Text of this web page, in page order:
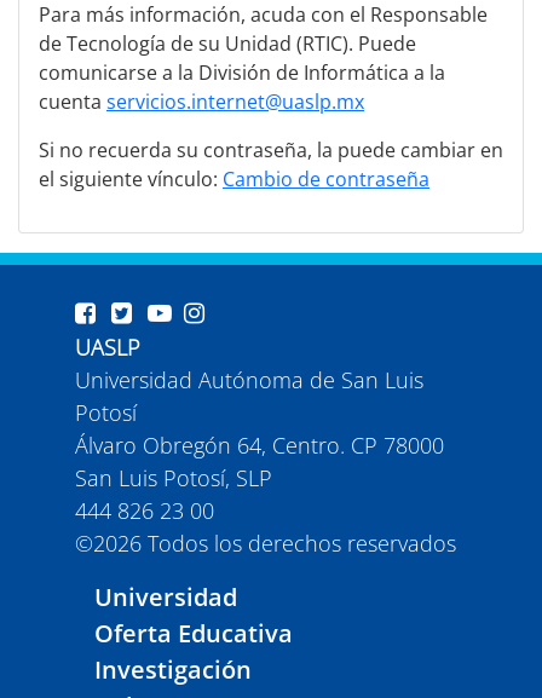
Para más información, acuda con el Responsable
de Tecnología de su Unidad (RTIC). Puede
comunicarse a la División de Informática a la
cuenta servicios.internet@uaslp.mx
Si no recuerda su contraseña, la puede cambiar en
el siguiente vínculo: Cambio de contraseña
UASLP
Universidad Autónoma de San Luis
Potosí
Álvaro Obregón 64, Centro. CP 78000
San Luis Potosí, SLP
444 826 23 00
©2026 Todos los derechos reservados
Universidad
Oferta Educativa
Investigación